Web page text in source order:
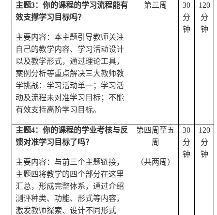
主题3：你的课程的学习流程能有
效支撑学习目标吗？
主要内容：本主题引导教师关注
自己的教学内容、学习活动设计
以及教学形式，通过理论工具，
案例分析等重点解决三大教师教
学挑战：学习活动单一；学习活
动及流程未对准学习目标；不能
有效支持高阶学习目标。
第三周
30
分
钟
120
分
钟
主题4：你的课程的学业考核与反
馈对准学习目标了吗？
主要内容：与前三个主题链接，
主题四将教学的四个部分在这里
汇总，形成完整体系，通过介绍
测评种类、功能、形式等内容，
激发教师探索、设计不同形式
第四周至五
周
（共两周）
30
分
钟
120
分
钟